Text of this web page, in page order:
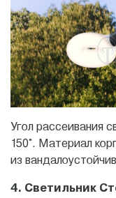
Угол рассеивания
150°. Материал
из
4. Светильник